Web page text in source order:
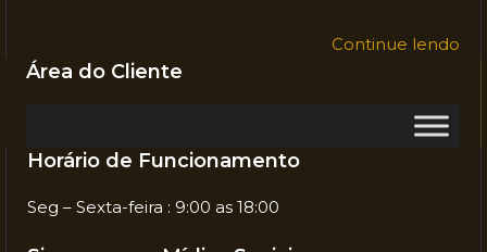
Continue lendo
Área do Cliente
Horário de Funcionamento
Seg – Sexta-feira : 9:00 as 18:00